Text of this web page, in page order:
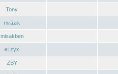
Tony
mrazik
misakben
eLzyx
ZBY